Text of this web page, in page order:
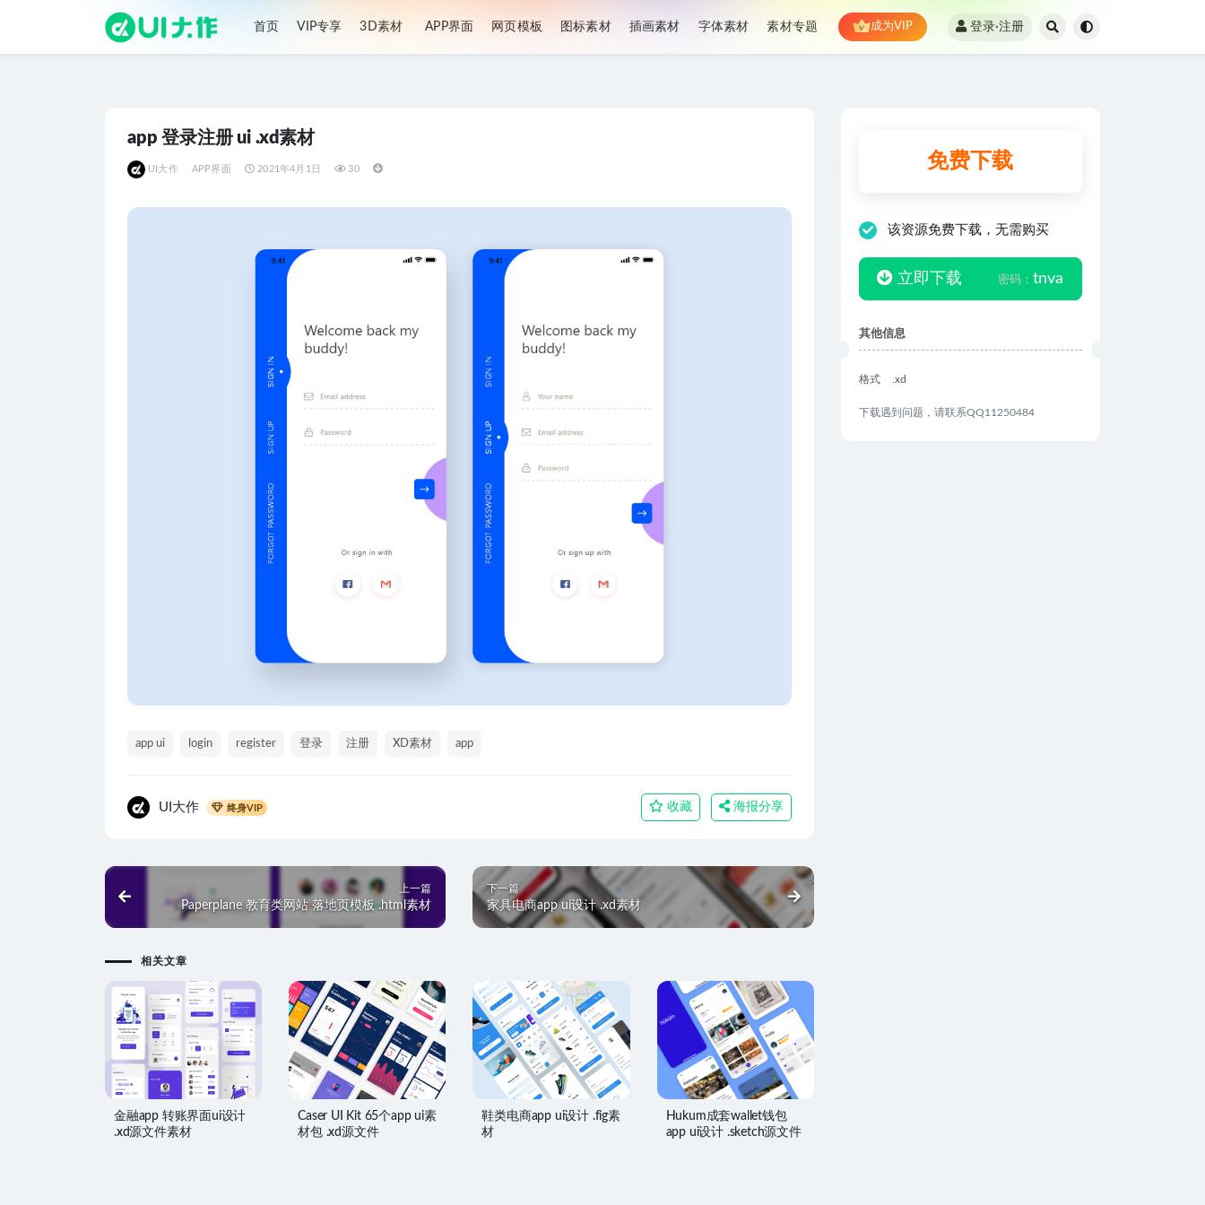
首页 VIP专享 3D素材 APP界面 网页模板 图标素材 插画素材 字体素材 素材专题 成为VIP 登录·注册
app 登录注册 ui .xd素材
UI大作 APP界面 2021年4月1日 30
app ui login register 登录 注册 XD素材 app
UI大作 终身VIP 收藏 海报分享
上一篇
Paperplane 教育类网站 落地页模板 .html素材
下一篇
家具电商app ui设计 .xd素材
相关文章
金融app 转账界面ui设计
.xd源文件素材
Caser UI Kit 65个app ui素
材包 .xd源文件
鞋类电商app ui设计 .fig素
材
Hukum成套wallet钱包
app ui设计 .sketch源文件
免费下载
该资源免费下载，无需购买
立即下载 密码：tnva
其他信息
格式 .xd
下载遇到问题，请联系QQ11250484